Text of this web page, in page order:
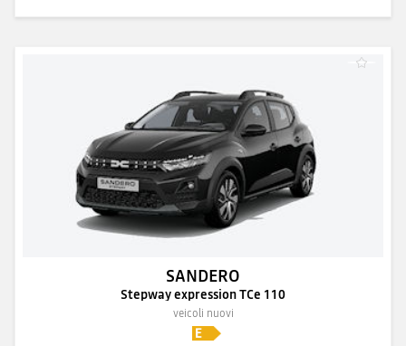
SANDERO
Stepway expression TCe 110
veicoli nuovi